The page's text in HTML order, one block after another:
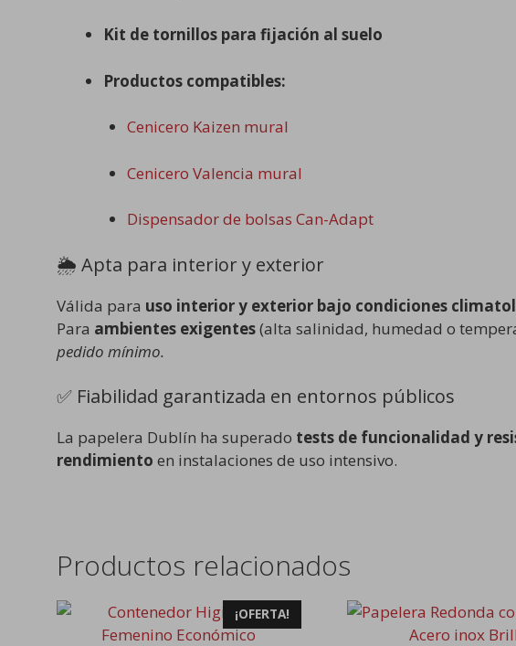
Kit de tornillos para fijación al suelo
Productos compatibles:
Cenicero Kaizen mural
Cenicero Valencia mural
Dispensador de bolsas Can-Adapt
🌦️ Apta para interior y exterior
Válida para uso interior y exterior bajo condiciones
Para ambientes exigentes(alta salinidad, humedad o
pedido mínimo.
✅ Fiabilidad garantizada en entornos públicos
La papelera Dublín ha superado tests de funcionalidad y
rendimiento en instalaciones de uso intensivo.
Productos relacionados
¡OFERTA!
Este
producto